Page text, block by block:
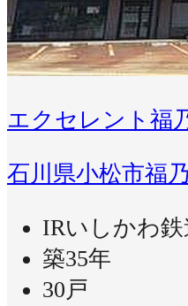
エクセレント福
石川県小松市福
IRいしかわ
築35年
30戸